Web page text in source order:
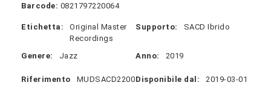
Barcode: 0821797220064
Etichetta:
Original Master
Recordings
Supporto: SACD Ibrido
Genere: Jazz Anno: 2019
Riferimento MUDSACD2200Disponibile dal: 2019-03-01